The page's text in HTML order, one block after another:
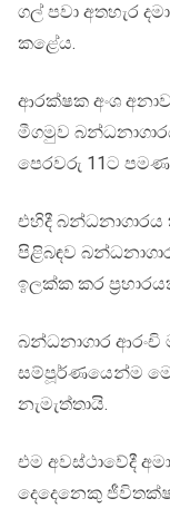
ගල් පවා අතහැර
කළේය.
ආරක්ෂක අංශ
මීගමුව
පෙරවරු 11ට
එහිදී බන්ධනාගාරය
පිළිබඳව
ඉලක්ක කර
බන්ධනාගාර ආරංචි
සම්පූර්ණයෙන්ම
නැමැත්තායි.
එම අවස්ථාවේදී
දෙදෙනෙකු